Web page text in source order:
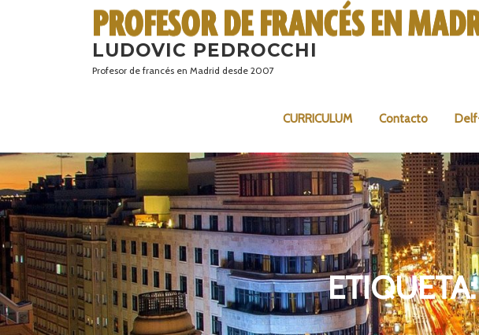
LUDOVIC PEDROCCHI
Profesor de francés en Madrid desde 2007
CURRICULUM Contacto